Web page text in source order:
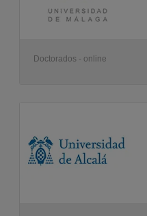
Doctorados - online